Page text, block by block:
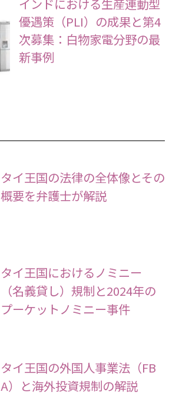
優遇策（PLI）の成果と第4
次募集：白物家電分野の最
新事例
タイ王国の法律の全体像とその
概要を弁護士が解説
タイ王国におけるノミニー
（名義貸し）規制と2024年の
プーケットノミニー事件
タイ王国の外国人事業法（FB
A）と海外投資規制の解説